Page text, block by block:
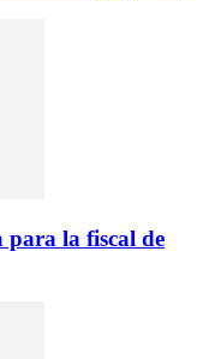
para la fiscal de